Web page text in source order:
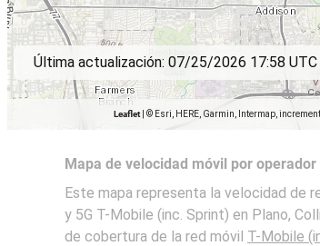
Leaflet © Esri, HERE, Garmin, Intermap,
Última actualización: 07/25/2026 17:58 UTC
Mapa de velocidad móvil por operador
Este mapa representa la velocidad de
y 5G T-Mobile (inc. Sprint) en Plano,
de cobertura de la red móvil T-Mobile